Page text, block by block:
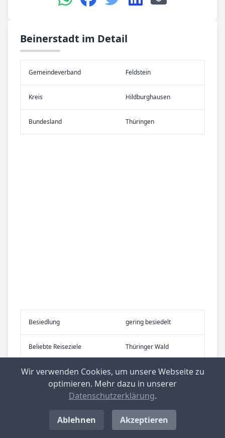
Beinerstadt im Detail
Gemeinde­verband Feldstein
Kreis Hildburghausen
Bundes­land Thüringen
Be­sied­lung gering besiedelt
Be­lieb­te Rei­se­zie­le Thüringer Wald
Top-­Ge­mein­den mit nied­rig­stem Ge­
wer­be­steu­er­he­be­satz in Deutsch­
Wir verwenden Cookies, um unsere Webseite zu
optimieren. Mehr dazu in unserer
Datenschutzerklärung.
Ablehnen Akzeptieren